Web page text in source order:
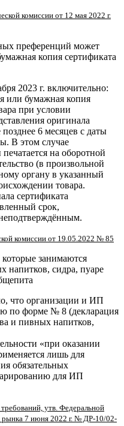
комиссии от 12 мая 2022 г.
преференций может
копия сертификата
2023 г. включительно:
или бумажная копия
при условии
оригинала
6 месяцев с даты
В этом случае
на оборотной
(в произвольной
органу в указанный
товара.
сертификата
срок,
комиссии от 19.05.2022 № 85
занимаются
напитков, сидра, пуаре
что организации и ИП
по форме № 8 (декларация
и пивных напитков,
«при оказании
лишь для
обязательных
для ИП
утв. Федеральной
рынка 7 июня 2022 г. № ДР-10/02-